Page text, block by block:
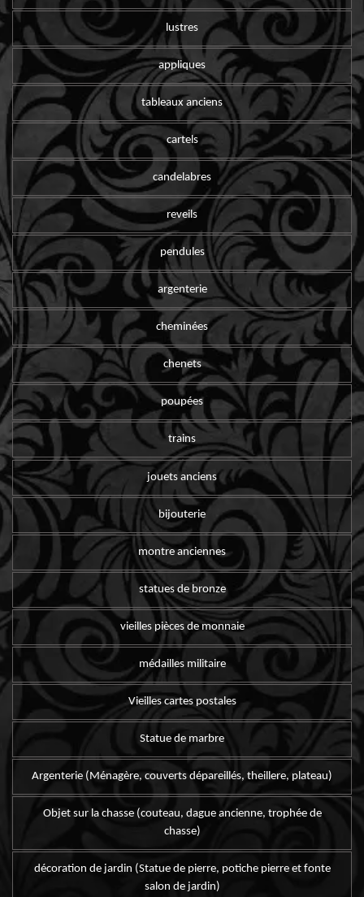
lustres
appliques
tableaux anciens
cartels
candelabres
reveils
pendules
argenterie
cheminées
chenets
poupées
trains
jouets anciens
bijouterie
montre anciennes
statues de bronze
vieilles pièces de monnaie
médailles militaire
Vieilles cartes postales
Statue de marbre
Argenterie (Ménagère, couverts dépareillés, theillere, plateau)
Objet sur la chasse (couteau, dague ancienne, trophée de
chasse)
décoration de jardin (Statue de pierre, potiche pierre et fonte
salon de jardin)